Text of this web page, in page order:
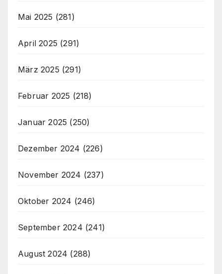
Mai 2025 (281)
April 2025 (291)
März 2025 (291)
Februar 2025 (218)
Januar 2025 (250)
Dezember 2024 (226)
November 2024 (237)
Oktober 2024 (246)
September 2024 (241)
August 2024 (288)